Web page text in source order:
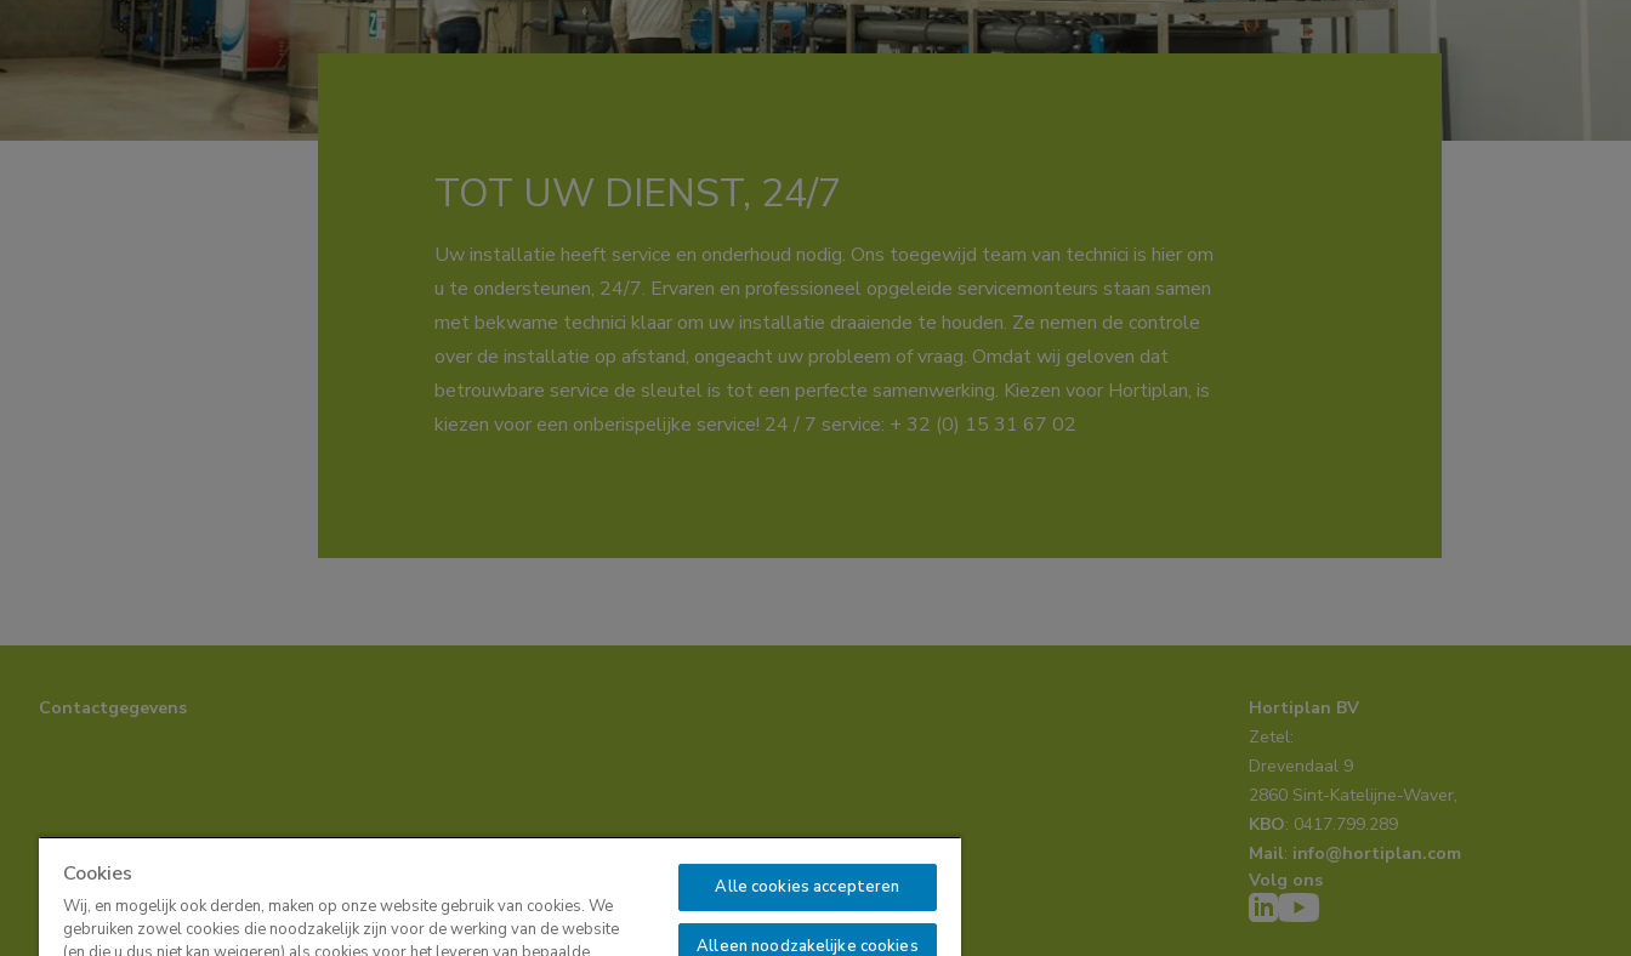
TOT UW DIENST, 24/7
Uw installatie heeft service en onderhoud nodig. Ons toegewijd team van technici is hier om
u te ondersteunen, 24/7. Ervaren en professioneel opgeleide servicemonteurs staan samen
met bekwame technici klaar om uw installatie draaiende te houden. Ze nemen de controle
over de installatie op afstand, ongeacht uw probleem of vraag. Omdat wij geloven dat
betrouwbare service de sleutel is tot een perfecte samenwerking. Kiezen voor Hortiplan, is
kiezen voor een onberispelijke service! 24 / 7 service: + 32 (0) 15 31 67 02
Contactgegevens
Hortiplan BV
Zetel:
Drevendaal 9
2860 Sint-Katelijne-Waver,
KBO: 0417.799.289
Mail: info@hortiplan.com
Volg ons
Cookies
Wij, en mogelijk ook derden, maken op onze website gebruik van cookies. We
gebruiken zowel cookies die noodzakelijk zijn voor de werking van de website
Alle cookies accepteren
Alleen noodzakelijke cookies